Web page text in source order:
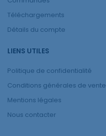
Téléchargements
Détails du compte
LIENS UTILES
Politique de confidentialité
Conditions générales de vente
Mentions légales
Nous contacter